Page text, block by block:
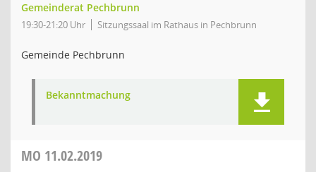
Gemeinderat Pechbrunn
19:30-21:20 Uhr Sitzungssaal im Rathaus in Pechbrunn
Gemeinde Pechbrunn
Bekanntmachung
MO 11.02.2019